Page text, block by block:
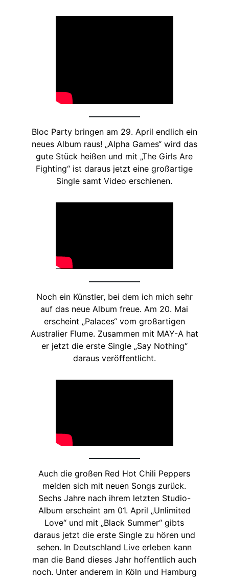
Bloc Party bringen am 29. April endlich ein
neues Album raus! „Alpha Games“ wird das
gute Stück heißen und mit „The Girls Are
Fighting“ ist daraus jetzt eine großartige
Single samt Video erschienen.
Noch ein Künstler, bei dem ich mich sehr
auf das neue Album freue. Am 20. Mai
erscheint „Palaces“ vom großartigen
Australier Flume. Zusammen mit MAY-A hat
er jetzt die erste Single „Say Nothing“
daraus veröffentlicht.
Auch die großen Red Hot Chili Peppers
melden sich mit neuen Songs zurück.
Sechs Jahre nach ihrem letzten Studio-
Album erscheint am 01. April „Unlimited
Love“ und mit „Black Summer“ gibts
daraus jetzt die erste Single zu hören und
sehen. In Deutschland Live erleben kann
man die Band dieses Jahr hoffentlich auch
noch. Unter anderem in Köln und Hamburg